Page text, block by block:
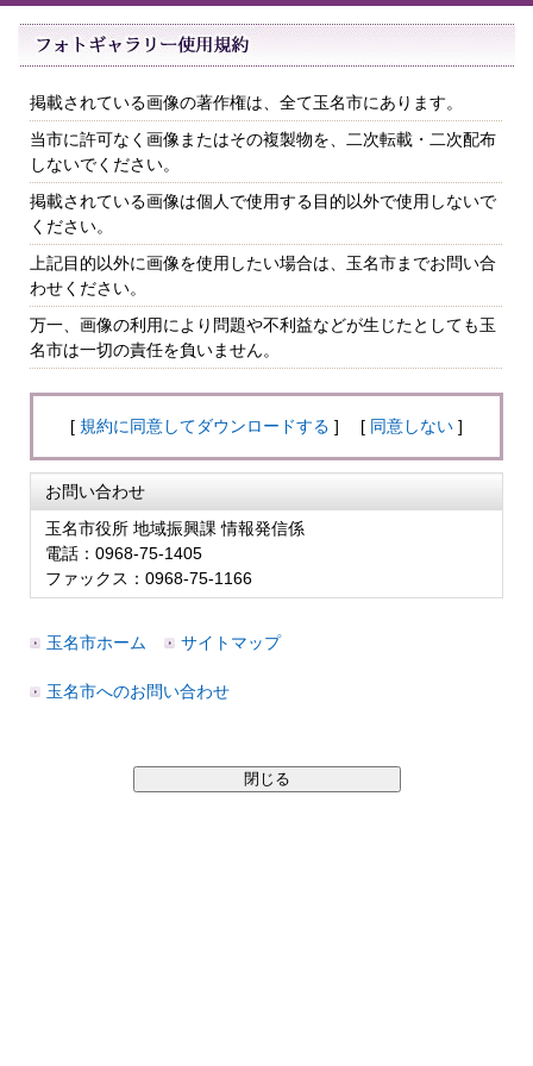
掲載されている画像の著作権は、全て玉名市にあります。
当市に許可なく画像またはその複製物を、二次転載・二次配布
しないでください。
掲載されている画像は個人で使用する目的以外で使用しないで
ください。
上記目的以外に画像を使用したい場合は、玉名市までお問い合
わせください。
万一、画像の利用により問題や不利益などが生じたとしても玉
名市は一切の責任を負いません。
[ 規約に同意してダウンロードする ] [ 同意しない ]
お問い合わせ
玉名市役所 地域振興課 情報発信係
電話：0968-75-1405
ファックス：0968-75-1166
玉名市ホーム サイトマップ
玉名市へのお問い合わせ